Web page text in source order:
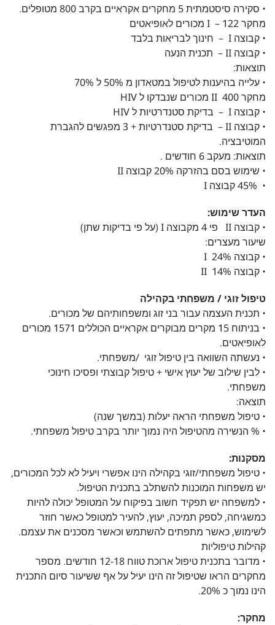
• סקירה סיסטמתית 5 מחקרים אקראיים בקרב 800 מטופלים.
מחקר I – 122 מכורים לאופיאטים
• קבוצה I – חינוך לבריאות בלבד
• קבוצה II – תכנית הנעה
תוצאות:
• עלייה בהיענות לטיפול במטאדון מ 50% ל 70%
מחקר II 400 מכורים שנבדקו ל HIV
• קבוצה I – בדיקת סטנדרטיות ל HIV
• קבוצה II – בדיקת סטנדרטיות + 3 מפגשים להגברת
המוטיבציה.
תוצאות: מעקב 6 חודשים .
• שימוש בסם בהזרקה 20% קבוצה II
• 45% קבוצה I
העדר שימוש:
• קבוצה II פי 4 מקבוצה I (על פי בדיקות שתן)
שיעור מעצרים:
• קבוצה I 24%
• קבוצה II 14%
טיפול זוגי / משפחתי בקהילה
• תכנית העצמה עבור בני זוג ומשפחותיהם של מכורים.
• בניתוח 15 מקרים מבוקרים אקראיים הכוללים 1571 מכורים
לאופיאטים.
• נעשתה השוואה בין טיפול זוגי /משפחתי.
• לבין שילוב של יעוץ אישי + טיפול קבוצתי ופסיכו חינוכי
משפחתי.
תוצאה:
• טיפול משפחתי הראה יעלות (במשך שנה)
• % הנשירה מהטיפול היה נמוך יותר בקרב טיפול משפחתי.
מסקנות:
• טיפול משפחתי/זוגי בקהילה הינו אפשרי ויעיל לא לכל המכורים,
יש משפחות המוכנות להשתלב בתכנית הטיפול.
• למשפחה יש תפקיד חשוב בפיקוח על המטופל יכולה להיות
כמשגיחה, לספק תמיכה, יעוץ, להעיר למטופל כאשר חוזר
לשימוש, כאשר מתפתים להשתמש וכאשר מסכנים את עצמם.
קהילות טיפוליות
• מדובר בתכנית טיפול ארוכת טווח 12-18 חודשים. מספר
מחקרים הראו שטיפול זה הינו יעיל על אף ששיעור סיום התכנית
הינו נמוך כ 20%.
מחקר: